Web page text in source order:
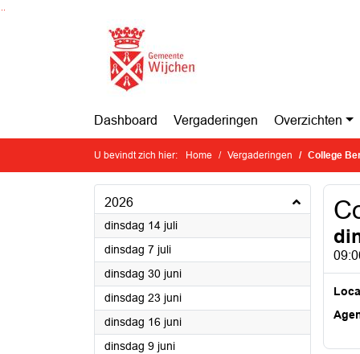
Ga naar de inhoud van deze pagina
Dashboard Vergaderingen Overzichten
U bevindt zich hier: Home Vergaderingen College
2026
dinsdag 14 juli2026
dinsdag 7 juli2026
dinsdag 30 juni2026
dinsdag 23 juni2026
dinsdag 16 juni2026
dinsdag 9 juni2026